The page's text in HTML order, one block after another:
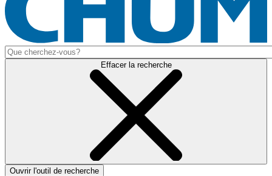
Effacer la recherche
Ouvrir l'outil de recherche